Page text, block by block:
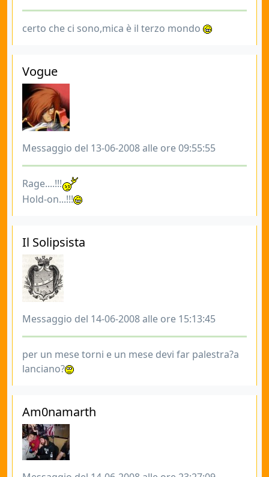
certo che ci sono,mica è il terzo mondo
Vogue
Messaggio del 13-06-2008 alle ore 09:55:55
Rage....!!!
Hold-on...!!!
Il Solipsista
Messaggio del 14-06-2008 alle ore 15:13:45
per un mese torni e un mese devi far palestra?a
lanciano?
Am0namarth